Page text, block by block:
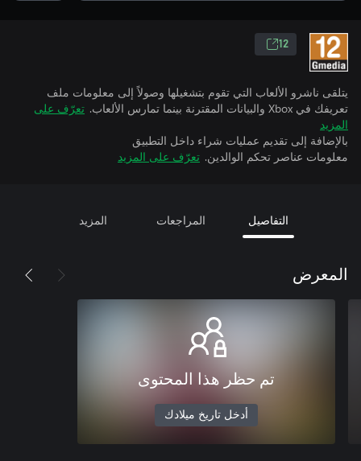
12
يتلقى ناشرو الألعاب التي تقوم بتشغيلها وصولاً إلى معلومات ملف
تعريفك في Xbox والبيانات المقترنة بينما تمارس الألعاب.
تعرّف على
المزيد
بالإضافة إلى تقديم عمليات شراء داخل التطبيق
معلومات عناصر تحكم الوالدين. تعرّف على المزيد
التفاصيل المراجعات المزيد
المعرض
تم حظر هذا المحتوى
أدخل تاريخ ميلادك